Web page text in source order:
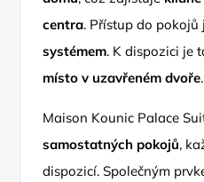
centra. Přístup do pokojů
systémem. K dispozici je
místo v uzavřeném dvoře.
Maison Kounic Palace
samostatných pokojů,
dispozicí. Společným